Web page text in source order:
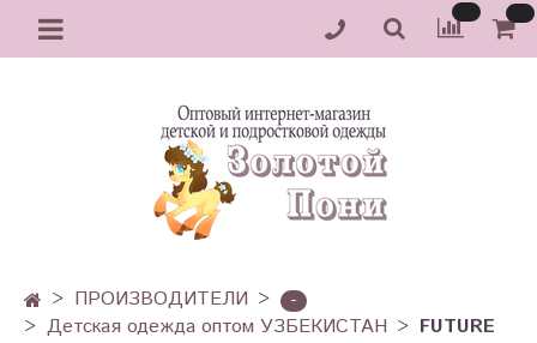
ПРОИЗВОДИТЕЛИ
-
Детская одежда оптом УЗБЕКИСТАН
FUTURE